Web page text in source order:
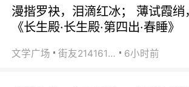
漫揩罗袂，泪滴红冰； 薄试霞绡
《长生殿·长生殿·第四出·春睡》
文学广场 街友21416156 6小时前